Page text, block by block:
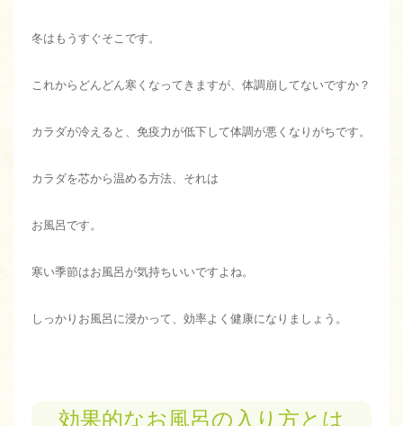
冬はもうすぐそこです。
これからどんどん寒くなってきますが、体調崩してないですか？
カラダが冷えると、免疫力が低下して体調が悪くなりがちです。
カラダを芯から温める方法、それは
お風呂です。
寒い季節はお風呂が気持ちいいですよね。
しっかりお風呂に浸かって、効率よく健康になりましょう。
効果的なお風呂の入り方とは